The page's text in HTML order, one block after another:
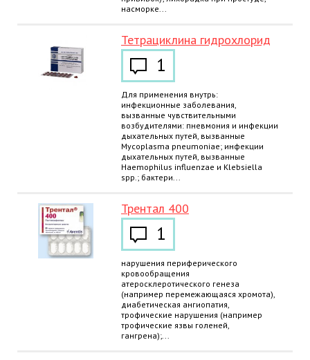
насморке...
Тетрациклина гидрохлорид
1
Для применения внутрь:
инфекционные заболевания,
вызванные чувствительными
возбудителями: пневмония и инфекции
дыхательных путей, вызванные
Mycoplasma pneumoniae; инфекции
дыхательных путей, вызванные
Haemophilus influenzae и Klebsiella
spp.; бактери...
Трентал 400
1
нарушения периферического
кровообращения
атеросклеротического генеза
(например перемежающаяся хромота),
диабетическая ангиопатия,
трофические нарушения (например
трофические язвы голеней,
гангрена);...